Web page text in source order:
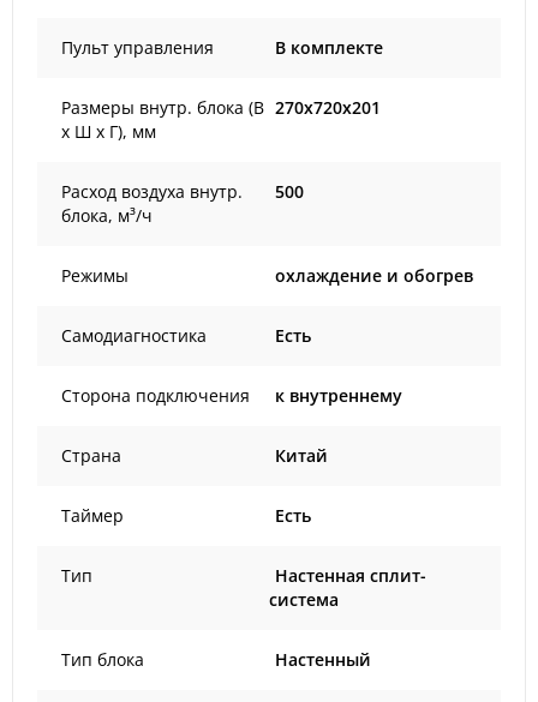
Пульт управления В комплекте
Размеры внутр. блока (В
х Ш х Г), мм
270x720x201
Расход воздуха внутр.
блока, м³/ч
500
Режимы охлаждение и обогрев
Самодиагностика Есть
Сторона подключения к внутреннему
Страна Китай
Таймер Есть
Тип
Настенная сплит-
система
Тип блока Настенный